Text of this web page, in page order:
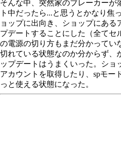
そんな中、突然家のブレーカーが
ト中だったら...と思うとかなり焦
ョップに出向き、ショップにある
プデートすることにした（全てセ
の電源の切り方もまだ分かってい
切れている状態なのか分からず、
ップデートはうまくいった。ショ
アカウントを取得したり、spモー
っと使える状態になった。